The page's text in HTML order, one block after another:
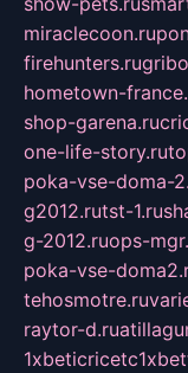
miraclecoon.ru
firehunters.ru
hometown-
shop-garena.ru
one-life-story.ru
poka-vse-doma-
g2012.rutst-1.ru
g-2012.ruops-
poka-vse-
tehosmotre.ru
raytor-d.ru